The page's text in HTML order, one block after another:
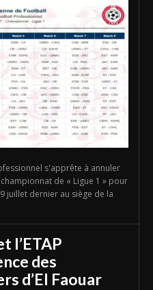
s'apprête à annuler
de « Ligue 1 » pour
juillet dernier au siège de la
l’ETAP
des
d’El Faouar